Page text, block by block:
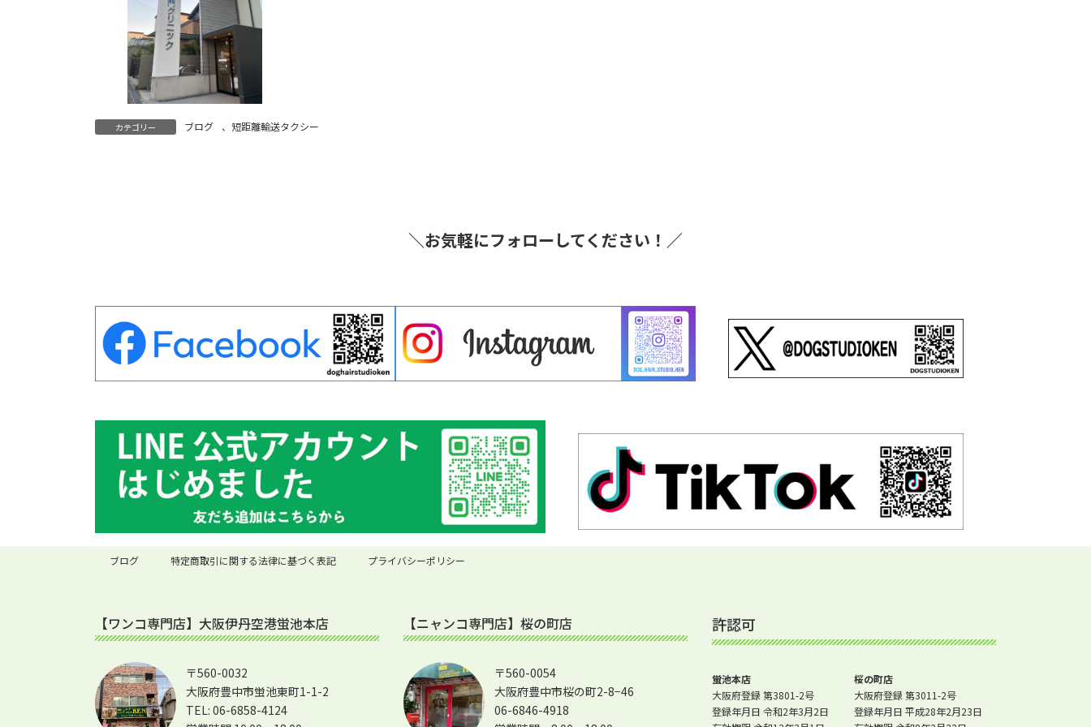
カテゴリー ブログ 、 短距離輸送タクシー
＼お気軽にフォローしてください！／
ブログ 特定商取引に関する法律に基づく表記 プライバシーポリシー
【ワンコ専門店】大阪伊丹空港蛍池本店
〒560-0032
大阪府豊中市蛍池東町1-1-2
TEL: 06-6858-4124
【ニャンコ専門店】桜の町店
〒560-0054
大阪府豊中市桜の町2-8−46
06-6846-4918
許認可
蛍池本店
大阪府登録 第3801-2号
登録年月日 令和2年3月2日
桜の町店
大阪府登録 第3011-2号
登録年月日 平成28年2月23日